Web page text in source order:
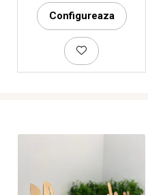
Configureaza